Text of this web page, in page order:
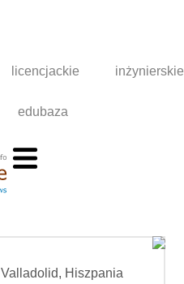
licencjackie inżynierskie
edubaza
Valladolid, Hiszpania